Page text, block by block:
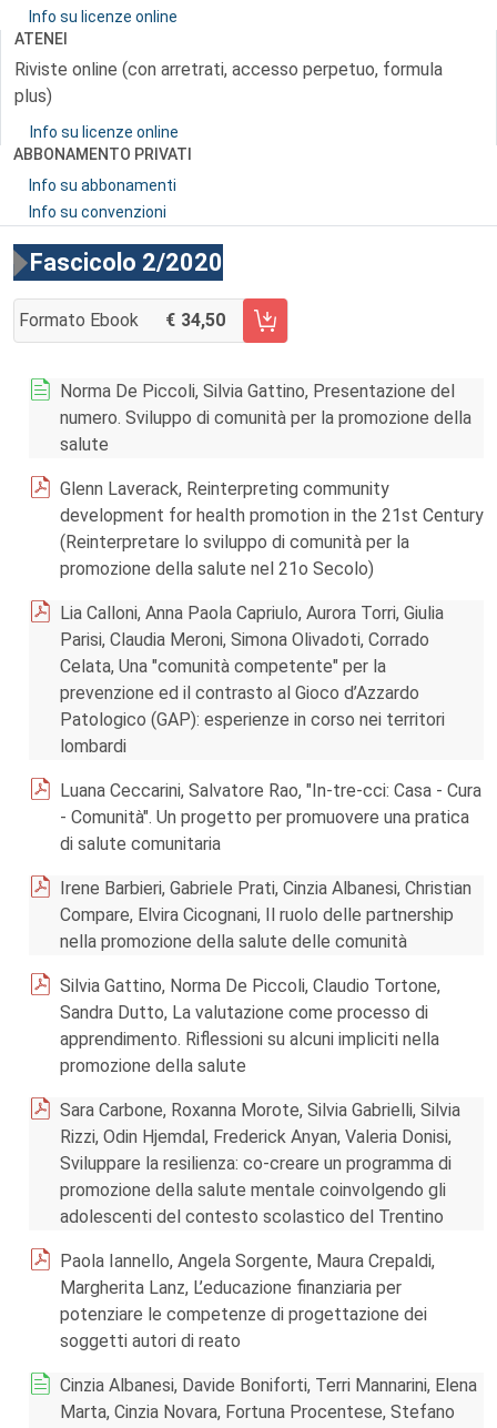
Info su licenze online
ATENEI
Riviste online (con arretrati, accesso perpetuo, formula
plus)
Info su licenze online
ABBONAMENTO PRIVATI
Info su abbonamenti
Info su convenzioni
Fascicolo 2/2020
Formato Ebook 34,50
AGGIUNGI AL CARRELLO FASCICOLO 2/2020
Norma De Piccoli, Silvia Gattino, Presentazione del
numero. Sviluppo di comunità per la promozione della
salute
Glenn Laverack, Reinterpreting community
development for health promotion in the 21st Century
(Reinterpretare lo sviluppo di comunità per la
promozione della salute nel 21o Secolo)
Lia Calloni, Anna Paola Capriulo, Aurora Torri, Giulia
Parisi, Claudia Meroni, Simona Olivadoti, Corrado
Celata, Una "comunità competente" per la
prevenzione ed il contrasto al Gioco d’Azzardo
Patologico (GAP): esperienze in corso nei territori
lombardi
Luana Ceccarini, Salvatore Rao, "In-tre-cci: Casa - Cura
- Comunità". Un progetto per promuovere una pratica
di salute comunitaria
Irene Barbieri, Gabriele Prati, Cinzia Albanesi, Christian
Compare, Elvira Cicognani, Il ruolo delle partnership
nella promozione della salute delle comunità
Silvia Gattino, Norma De Piccoli, Claudio Tortone,
Sandra Dutto, La valutazione come processo di
apprendimento. Riflessioni su alcuni impliciti nella
promozione della salute
Sara Carbone, Roxanna Morote, Silvia Gabrielli, Silvia
Rizzi, Odin Hjemdal, Frederick Anyan, Valeria Donisi,
Sviluppare la resilienza: co-creare un programma di
promozione della salute mentale coinvolgendo gli
adolescenti del contesto scolastico del Trentino
Paola Iannello, Angela Sorgente, Maura Crepaldi,
Margherita Lanz, L’educazione finanziaria per
potenziare le competenze di progettazione dei
soggetti autori di reato
Cinzia Albanesi, Davide Boniforti, Terri Mannarini, Elena
Marta, Cinzia Novara, Fortuna Procentese, Stefano